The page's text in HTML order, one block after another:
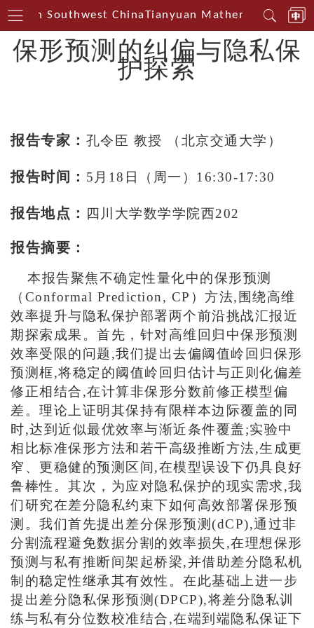
Southwest ChinaTianyuan Mathematical
保形预测的纠偏与隐私保
护探索
报告专家： 孔令臣 教授 （北京交通大学）
报告时间： 5 月 18 日（周一 ） 16:30-17:30
报告地点： 四川大学数学学院西202
报告摘要：
本报告聚焦不确定性量化中的保形预测
（Conformal Prediction, CP）方法,围绕高维
效率提升与隐私保护部署两个前沿挑战汇报近
期探索成果。首先，针对高维回归中保形预测
效率受限的问题,我们提出去偏阈值岭回归保形
预测框,将稳定的阈值岭回归估计与正则化偏差
修正相结合,在计算非保形分数前修正模型偏
差。理论上证明其保持有限样本边际覆盖的同
时,达到近似最优效率与渐近条件覆盖;实验中
相比标准保形方法和若干高级推断方法,生成更
窄、更稳健的预测区间,在模型误设下仍具良好
鲁棒性。其次，为应对隐私保护的现实需求,我
们研究在差分隐私约束下如何高效部署保形预
测。我们首先提出差分保形预测(dCP),通过非
分割流程避免数据分割的效率损失,在理想保形
预测与私有推断间架起桥梁,并借助差分隐私机
制的稳定性继承其有效性。在此基础上进一步
提出差分隐私保形预测(DPCP),将差分隐私训
练与私有分位数校准结合,在端到端隐私保证下